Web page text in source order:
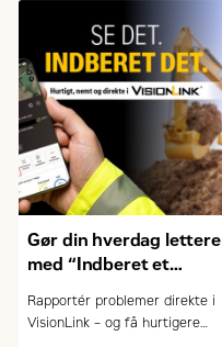
Gør din hverdag lettere
med “Indberet et
Rapportér problemer direkte i
VisionLink – og få hurtigere